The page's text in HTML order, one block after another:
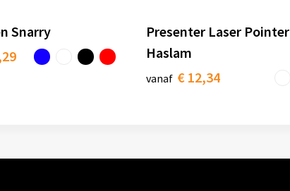
Snarry
Presenter Laser Pointer
Haslam
vanaf € 12,34